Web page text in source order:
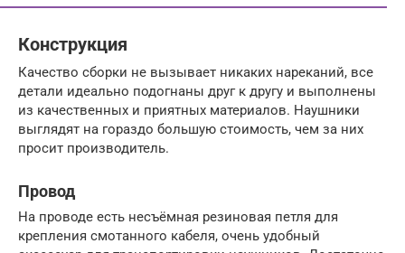
Конструкция
Качество сборки не вызывает никаких нареканий, все
детали идеально подогнаны друг к другу и выполнены
из качественных и приятных материалов. Наушники
выглядят на гораздо большую стоимость, чем за них
просит производитель.
Провод
На проводе есть несъёмная резиновая петля для
крепления смотанного кабеля, очень удобный